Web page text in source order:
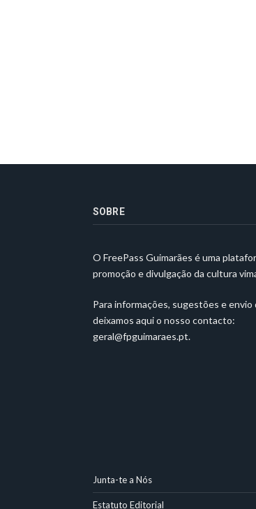
SOBRE
O FreePass Guimarães é uma
promoção e divulgação da cultura
Para informações, sugestões e
deixamos aqui o nosso contacto:
geral@fpguimaraes.pt.
Junta-te a Nós
Estatuto Editorial